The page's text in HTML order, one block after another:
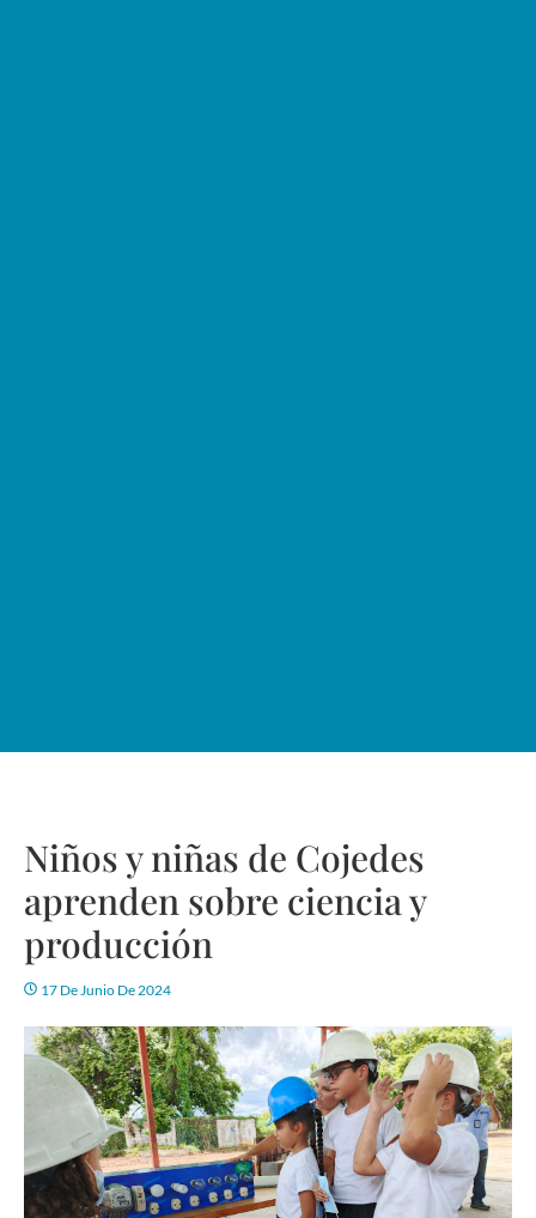
Niños y niñas de Cojedes
aprenden sobre ciencia y
producción
17 De Junio De 2024